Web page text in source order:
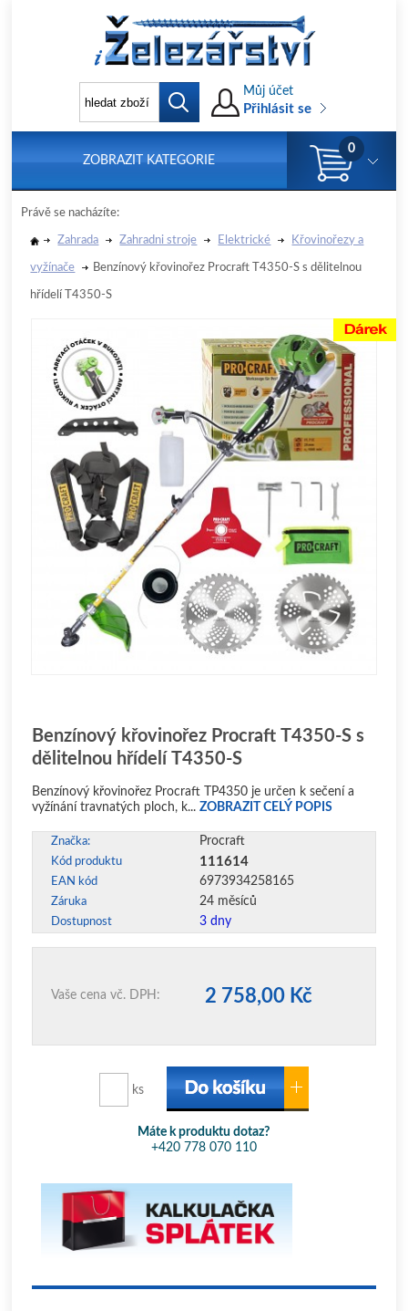
Můj účet
Přihlásit se
ZOBRAZIT KATEGORIE
0
Právě se nacházíte:
Zahrada Zahradni stroje Elektrické Křovinořezy a
vyžínače Benzínový křovinořez Procraft T4350-S s dělitelnou
hřídelí T4350-S
Benzínový křovinořez Procraft T4350-S s
dělitelnou hřídelí T4350-S
Benzínový křovinořez Procraft TP4350 je určen k sečení a
vyžínání travnatých ploch, k... ZOBRAZIT CELÝ POPIS
Značka: Procraft
Kód produktu 111614
EAN kód 6973934258165
Záruka 24 měsíců
Dostupnost 3 dny
Vaše cena vč. DPH: 2 758,00 Kč
ks
Máte k produktu dotaz?
+420 778 070 110